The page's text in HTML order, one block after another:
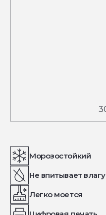
Морозостойкий
Не впитывает влагу
Легко моется